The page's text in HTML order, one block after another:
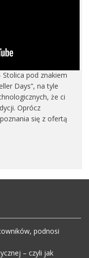
pod znakiem
Days”, na tyle
że ci
Oprócz
się z ofertą
podnosi
– czyli jak